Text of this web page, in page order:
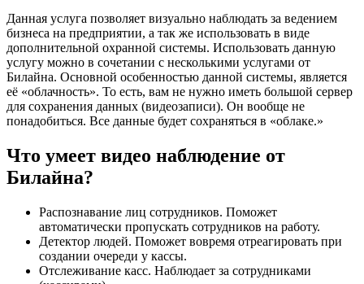
Данная услуга позволяет визуально наблюдать за ведением
бизнеса на предприятии, а так же использовать в виде
дополнительной охранной системы. Использовать данную
услугу можно в сочетании с несколькими услугами от
Билайна. Основной особенностью данной системы, является
её «облачность». То есть, вам не нужно иметь большой сервер
для сохранения данных (видеозаписи). Он вообще не
понадобиться. Все данные будет сохраняться в «облаке.»
Что умеет видео наблюдение от
Билайна?
Распознавание лиц сотрудников. Поможет
автоматически пропускать сотрудников на работу.
Детектор людей. Поможет вовремя отреагировать при
создании очереди у кассы.
Отслеживание касс. Наблюдает за сотрудниками